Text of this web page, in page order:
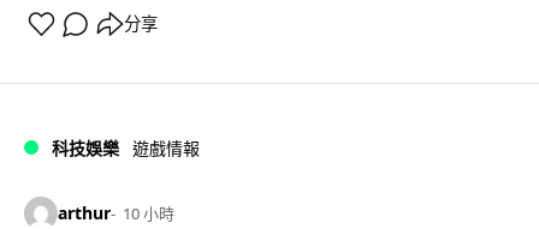
分享
科技娛樂 遊戲情報
arthur 10 小時